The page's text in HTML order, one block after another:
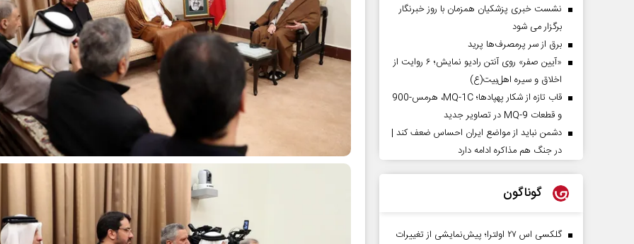
نشست خبری پزشکیان همزمان با روز خبرنگار
برگزار می شود
برق از سر پرمصرف‌ها پرید
«آیین صفر» روی آنتن رادیو نمایش؛ ۶ روایت از
اخلاق و سیره اهل‌بیت(ع)
قاب تازه از شکار پهپادها؛ MQ-1C، هرمس-900
و قطعات MQ-9 در تصاویر جدید
دشمن نباید از مواضع ایران احساس ضعف کند |
در جنگ هم مذاکره ادامه دارد
گوناگون
گلکسی اس ۲۷ اولترا؛ پیش‌نمایشی از تغییرات